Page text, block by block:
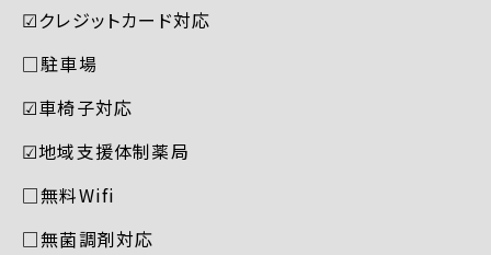
☑︎クレジットカード対応
□駐車場
☑︎車椅子対応
☑︎地域支援体制薬局
□無料Wifi
□無菌調剤対応